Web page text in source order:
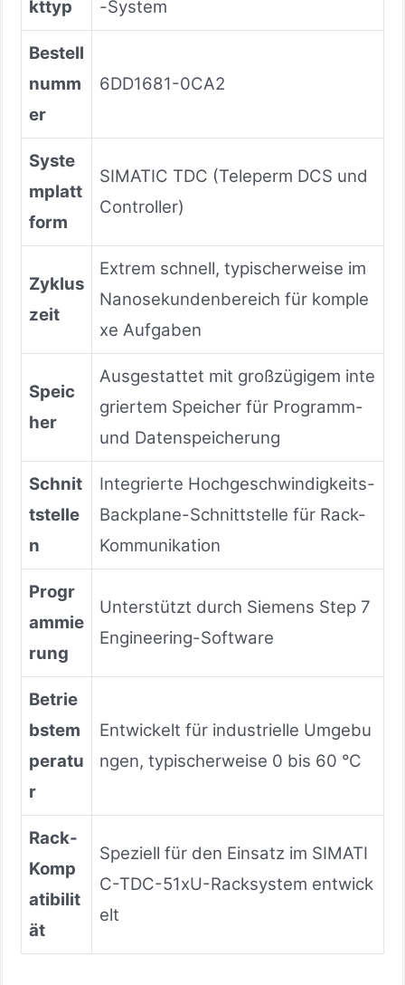
kttyp
-System
Bestell
numm
er
6DD1681-0CA2
Syste
mplatt
form
SIMATIC TDC (Teleperm DCS und
Controller)
Zyklus
zeit
Extrem schnell, typischerweise im
Nanosekundenbereich für komple
xe Aufgaben
Speic
her
Ausgestattet mit großzügigem inte
griertem Speicher für Programm-
und Datenspeicherung
Schnit
tstelle
n
Integrierte Hochgeschwindigkeits-
Backplane-Schnittstelle für Rack-
Kommunikation
Progr
ammie
rung
Unterstützt durch Siemens Step 7
Engineering-Software
Betrie
bstem
peratu
r
Entwickelt für industrielle Umgebu
ngen, typischerweise 0 bis 60 °C
Rack-
Komp
atibilit
ät
Speziell für den Einsatz im SIMATI
C-TDC-51xU-Racksystem entwick
elt